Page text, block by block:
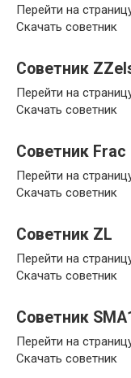
Перейти на
Скачать советник
Советник
Перейти на
Скачать советник
Советник Frac
Перейти на
Скачать советник
Советник ZL
Перейти на
Скачать советник
Советник
Перейти на
Скачать советник